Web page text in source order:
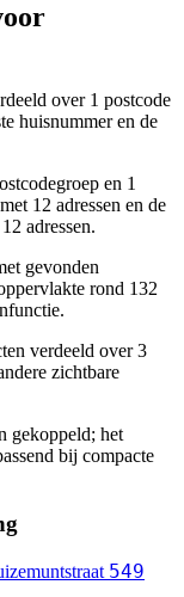
over 1 postcode
huisnummer en de
en 1
12 adressen en de
adressen.
gevonden
rond 132
verdeeld over 3
zichtbare
gekoppeld; het
bij compacte
549